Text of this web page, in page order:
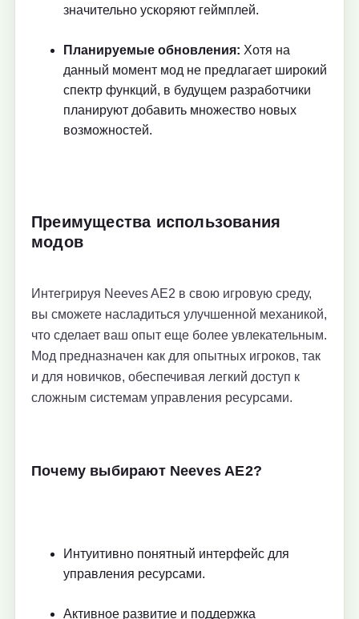
значительно ускоряют геймплей.
Планируемые обновления: Хотя на
данный момент мод не предлагает широкий
спектр функций, в будущем разработчики
планируют добавить множество новых
возможностей.
Преимущества использования
модов
Интегрируя Neeves AE2 в свою игровую среду,
вы сможете насладиться улучшенной механикой,
что сделает ваш опыт еще более увлекательным.
Мод предназначен как для опытных игроков, так
и для новичков, обеспечивая легкий доступ к
сложным системам управления ресурсами.
Почему выбирают Neeves AE2?
Интуитивно понятный интерфейс для
управления ресурсами.
Активное развитие и поддержка